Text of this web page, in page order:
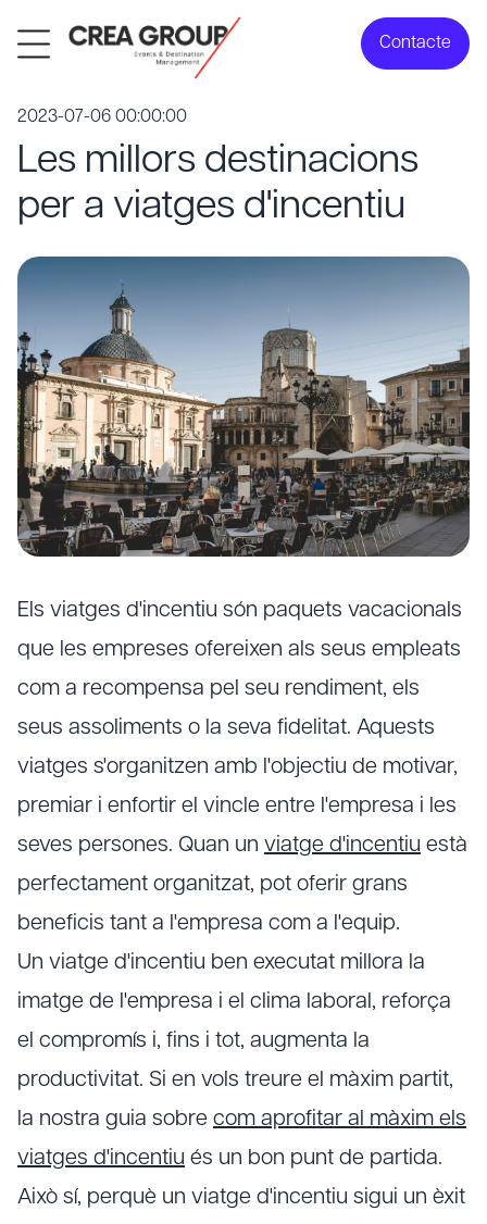
Contacte
2023-07-06 00:00:00
Les millors destinacions
per a viatges d'incentiu
Els viatges d'incentiu són paquets vacacionals
que les empreses ofereixen als seus empleats
com a recompensa pel seu rendiment, els
seus assoliments o la seva fidelitat. Aquests
viatges s'organitzen amb l'objectiu de motivar,
premiar i enfortir el vincle entre l'empresa i les
seves persones. Quan un viatge d'incentiu està
perfectament organitzat, pot oferir grans
beneficis tant a l'empresa com a l'equip.
Un viatge d'incentiu ben executat millora la
imatge de l'empresa i el clima laboral, reforça
el compromís i, fins i tot, augmenta la
productivitat. Si en vols treure el màxim partit,
la nostra guia sobre com aprofitar al màxim els
viatges d'incentiu és un bon punt de partida.
Això sí, perquè un viatge d'incentiu sigui un èxit